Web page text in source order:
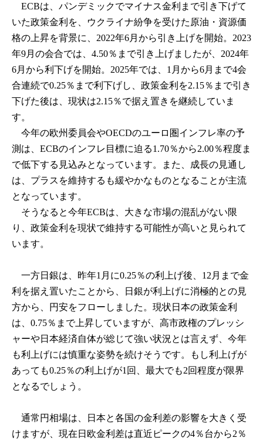
ECBは、パンデミックでマイナス金利まで引き下げて
いた政策金利を、ウクライナ紛争を受けた原油・資源価
格の上昇を背景に、2022年6月から引き上げを開始。2023
年9月の会合では、4.50％まで引き上げましたが、2024年
6月から利下げを開始。2025年では、1月から6月まで4会
合連続で0.25％まで利下げし、政策金利を2.15％まで引き
下げた後は、現状は2.15％で据え置きを継続していま
す。
今年の欧州委員会やOECDのユーロ圏インフレ率の予
測は、ECBのインフレ目標に迫る1.70％から2.00％程度ま
で低下する見込みとなっています。また、成長の見通し
は、プラスを維持するも緩やかなものとなることが主流
となっています。
そうなると今年ECBは、大きな市場の混乱がない限
り、政策金利を現状で維持する可能性が高いと見られて
います。
一方日銀は、昨年1月に0.25％の利上げ後、12月まで金
利を据え置いたことから、日銀が利上げに消極的との見
方から、円安をフローしました。現状日本の政策金利
は、0.75％まで上昇していますが、高市政権のプレッシ
ャーや日本経済自体が総じて強い状況とは言えず、今年
も利上げには慎重な姿勢を続けそうです。もし利上げが
あっても0.25％の利上げが1回、最大でも2回程度が限界
となるでしょう。
通常円相場は、日本と各国の金利差の影響を大きく受
けますが、現在日欧金利差は直近ピークの4％台から2％